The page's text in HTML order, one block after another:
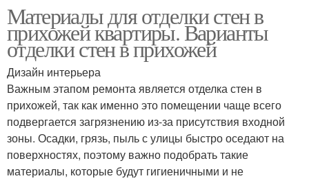
Материалы для отделки стен в
прихожей квартиры. Варианты
отделки стен в прихожей
Дизайн интерьера
Важным этапом ремонта является отделка стен в
прихожей, так как именно это помещении чаще всего
подвергается загрязнению из-за присутствия входной
зоны. Осадки, грязь, пыль с улицы быстро оседают на
поверхностях, поэтому важно подобрать такие
материалы, которые будут гигиеничными и не